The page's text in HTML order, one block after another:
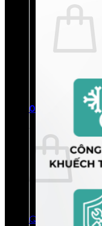
Quay trở lại
0
Giỏ hàng
Chưa
Quay trở lại cửa